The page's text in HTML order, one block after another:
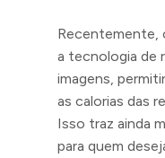
Recentemente,
a tecnologia de
imagens,
as calorias das
Isso traz ainda
para quem